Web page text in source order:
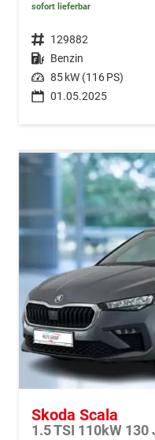
sofort lieferbar
Fahrzeugnr. 129882
Kraftstoff Benzin
Leistung 85 kW (116 PS)
01.05.2025
Skoda Scala
1.5 TSI 110kW